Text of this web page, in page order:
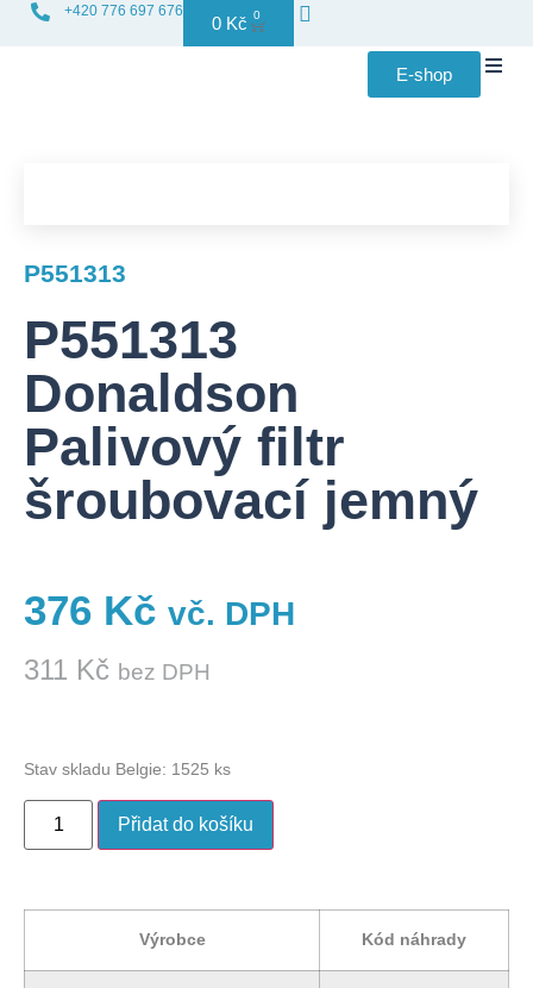
+420 776 697 676
0 Kč 0
E-shop
P551313
P551313
Donaldson
Palivový filtr
šroubovací jemný
376 Kč vč. DPH
311 Kč bez DPH
Stav skladu Belgie: 1525 ks
Přidat do košíku
Výrobce Kód náhrady